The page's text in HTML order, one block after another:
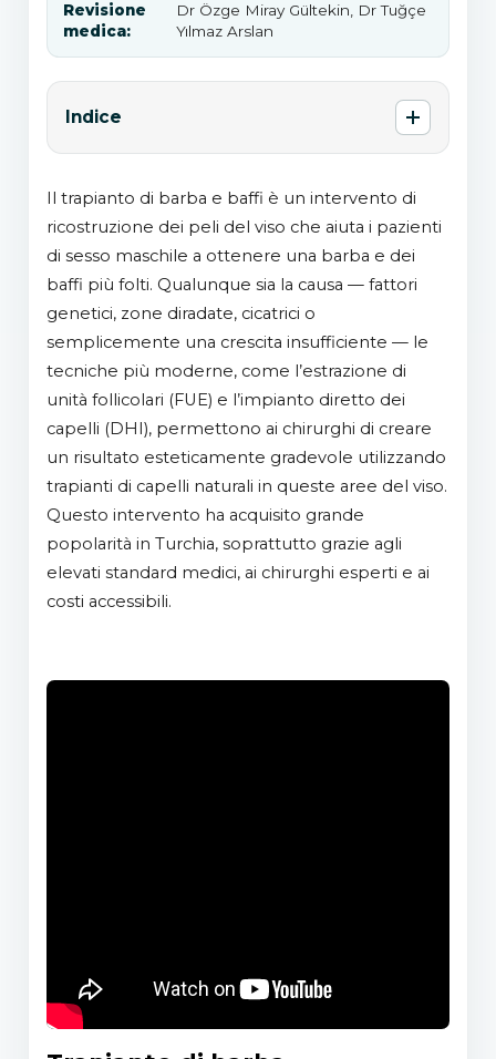
Revisione
medica:
Dr Özge Miray Gültekin, Dr Tuğçe
Yılmaz Arslan
Indice
Il trapianto di barba e baffi è un intervento di
ricostruzione dei peli del viso che aiuta i pazienti
di sesso maschile a ottenere una barba e dei
baffi più folti. Qualunque sia la causa — fattori
genetici, zone diradate, cicatrici o
semplicemente una crescita insufficiente — le
tecniche più moderne, come l’estrazione di
unità follicolari (FUE) e l’impianto diretto dei
capelli (DHI), permettono ai chirurghi di creare
un risultato esteticamente gradevole utilizzando
trapianti di capelli naturali in queste aree del viso.
Questo intervento ha acquisito grande
popolarità in Turchia, soprattutto grazie agli
elevati standard medici, ai chirurghi esperti e ai
costi accessibili.